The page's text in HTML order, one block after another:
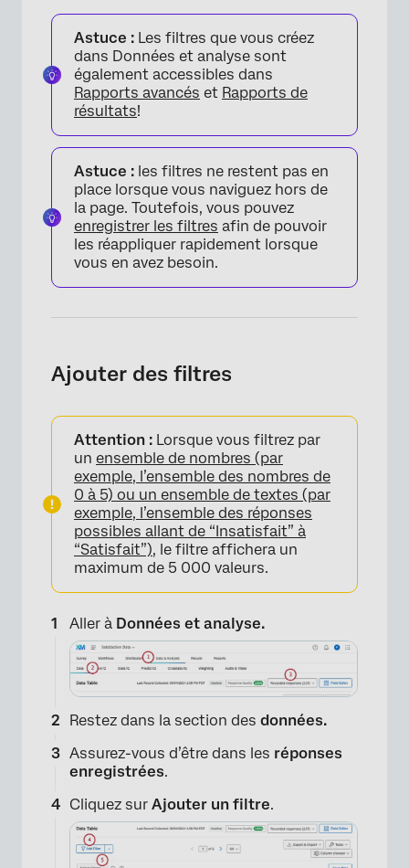
FAQs
Astuce : Les filtres que vous créez
dans Données et analyse sont
également accessibles dans
Rapports avancés et Rapports de
résultats!
Astuce : les filtres ne restent pas en
place lorsque vous naviguez hors de
la page. Toutefois, vous pouvez
enregistrer les filtres afin de pouvoir
les réappliquer rapidement lorsque
vous en avez besoin.
Ajouter des filtres
Attention : Lorsque vous filtrez par
un ensemble de nombres (par
exemple, l’ensemble des nombres de
0 à 5) ou un ensemble de textes (par
exemple, l’ensemble des réponses
possibles allant de “Insatisfait” à
“Satisfait”), le filtre affichera un
maximum de 5 000 valeurs.
Aller à Données et analyse.
Restez dans la section des données.
Assurez-vous d’être dans les réponses
enregistrées.
Cliquez sur Ajouter un filtre.